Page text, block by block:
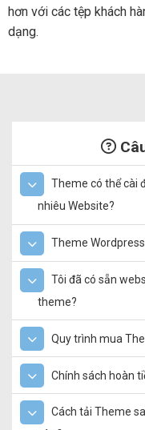
hơn với các tệp khách
dạng.
Theme có thể cài
nhiêu Website?
Theme
Tôi đã có sẵn
theme?
Quy trình mua
Chính sách hoàn
Cách tải Theme